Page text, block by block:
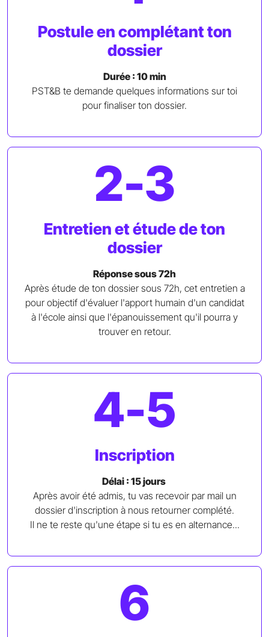
Postule en complétant ton
dossier
Durée : 10 min
PST&B te demande quelques informations sur toi
pour finaliser ton dossier.
2-3
Entretien et étude de ton
dossier
Réponse sous 72h
Après étude de ton dossier sous 72h, cet entretien a
pour objectif d'évaluer l'apport humain d'un candidat
à l'école ainsi que l'épanouissement qu'il pourra y
trouver en retour.
4-5
Inscription
Délai : 15 jours
Après avoir été admis, tu vas recevoir par mail un
dossier d'inscription à nous retourner complété.
Il ne te reste qu'une étape si tu es en alternance...
6